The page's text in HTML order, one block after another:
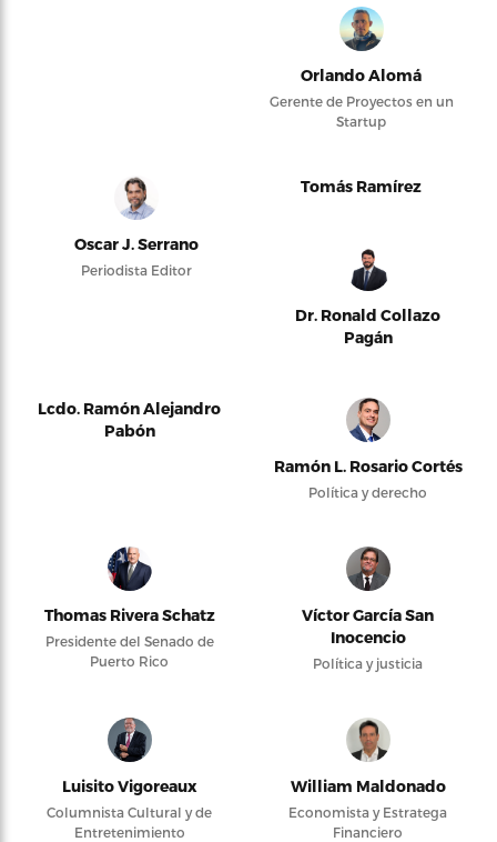
Orlando Alomá
Gerente de Proyectos en un
Startup
Oscar J. Serrano
Periodista Editor
Tomás Ramírez
Dr. Ronald Collazo
Pagán
Lcdo. Ramón Alejandro
Pabón
Ramón L. Rosario Cortés
Política y derecho
Thomas Rivera Schatz
Presidente del Senado de
Puerto Rico
Víctor García San
Inocencio
Política y justicia
Luisito Vigoreaux
Columnista Cultural y de
Entretenimiento
William Maldonado
Economista y Estratega
Financiero